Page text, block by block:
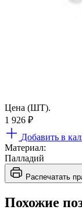
Цена (ШТ).
1 926 ₽
Добавить в
Материал:
Палладий
Распечатать
Похожие